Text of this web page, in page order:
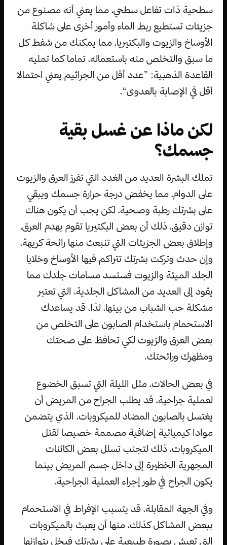
سطحية ذات تفاعل سطحي، مما يعني أنه مصنوع من
جزيئات تستطيع ربط الماء وأمور أخرى على شاكلة
الأوساخ والزيوت والبكتيريا، مما يمكنك من شفط كل
ما سبق والتخلص منه باستعماله، تماما كما تمليه
القاعدة الذهبية: ”عدد أقل من الجراثيم يعني احتمالا
أقل في الإصابة بالعدوى“.
لكن ماذا عن غسل بقية
جسمك؟
تملك البشرة العديد من الغدد التي تفرز العرق والزيوت
على الدوام، مما يخفض درجة حرارة جسمك ويبقي
على بشرتك رطبة وصحية، لكن يجب أن يكون هناك
توازن دقيق، ذلك أن بعض البكتيريا تقوم بهدم العرق،
وإطلاق بعض الجزيئات التي تنبعث منها رائحة كريهة،
وإن حدث وتركت بشرتك تتراكم فيها الأوساخ وخلايا
الجلد الميتة والزيوت فستسد مسامات جلدك مما
يقود إلى العديد من المشاكل الجلدية، التي تعتبر
مشكلة حب الشباب من بينها، لذا، قد يساعدك
الاستحمام باستخدام الصابون على التخلص من
بعض العرق والزيوت لكي تحافظ على صحتك
ومظهرك ورائحتك.
في بعض الحالات، مثل الليلة التي تسبق الخضوع
لعملية جراحية، قد يطلب الجراح من المريض أن
يغتسل بالصابون المضاد للميكروبات، الذي يتضمن
موادا كيميائية إضافية مصممة خصيصا لقتل
الميكروبات، ذلك لتجنب تسلل بعض الكائنات
المجهرية الخطيرة إلى داخل جسم المريض بينما
يكون الجراح في طور إجراء العملية الجراحية.
وفي الجهة المقابلة، قد يتسبب الإفراط في الاستحمام
ببعض المشاكل كذلك، منها أن يعبث بالميكروبات
التي تعيش بصورة طبيعية على بشرتك فيخل بتوازنها